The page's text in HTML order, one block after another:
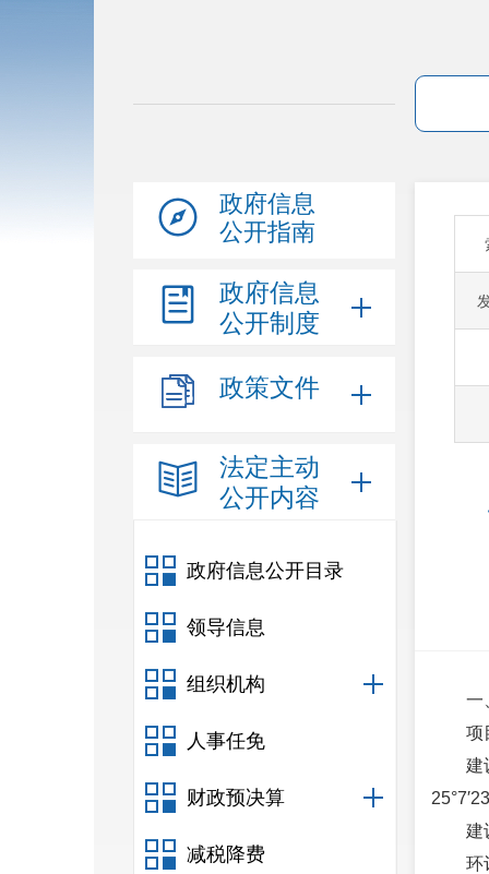
政府信息
公开指南
政府信息
公开制度
政策文件
法定主动
公开内容
政府信息公开目录
领导信息
组织机构
人事任免
财政预决算
减税降费
一
项
建
建
环